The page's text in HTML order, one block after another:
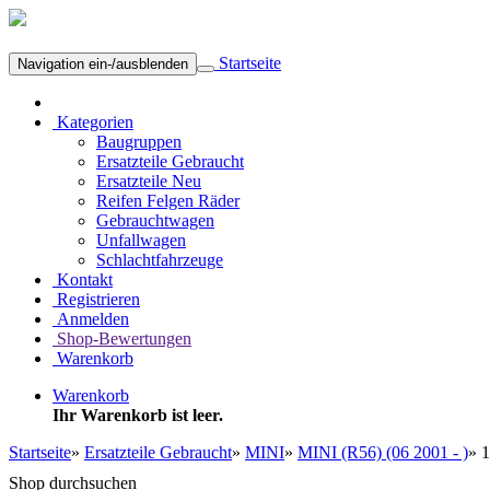
Navigation ein-/ausblenden Startseite
Kategorien
Baugruppen
Ersatzteile Gebraucht
Ersatzteile Neu
Reifen Felgen Räder
Gebrauchtwagen
Unfallwagen
Schlachtfahrzeuge
Kontakt
Registrieren
Anmelden
Shop-Bewertungen
Warenkorb
Warenkorb
Ihr Warenkorb ist leer.
Startseite» Ersatzteile Gebraucht» MINI» MINI (R56) (06 2001 - )»
Shop durchsuchen